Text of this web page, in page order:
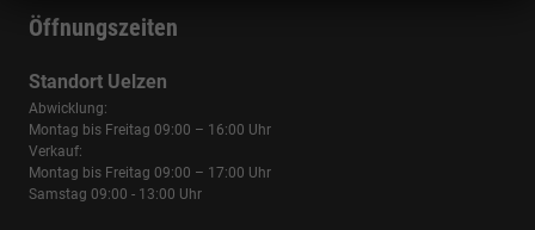
Öffnungszeiten
Standort Uelzen
Abwicklung:
Montag bis Freitag 09:00 – 16:00 Uhr
Verkauf:
Montag bis Freitag 09:00 – 17:00 Uhr
Samstag 09:00 - 13:00 Uhr